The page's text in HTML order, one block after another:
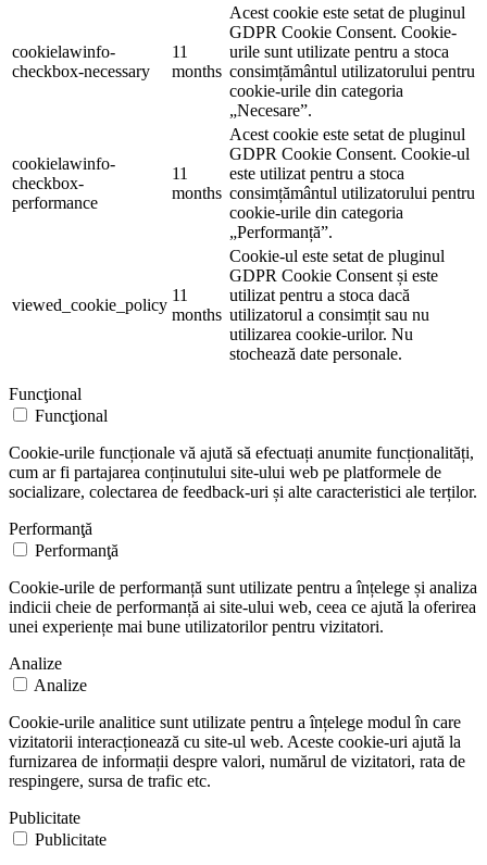
cookielawinfo-
checkbox-necessary
11
months
Acest cookie este setat de pluginul
GDPR Cookie Consent. Cookie-
urile sunt utilizate pentru a stoca
consimțământul utilizatorului pentru
cookie-urile din categoria
„Necesare”.
cookielawinfo-
checkbox-
performance
11
months
Acest cookie este setat de pluginul
GDPR Cookie Consent. Cookie-ul
este utilizat pentru a stoca
consimțământul utilizatorului pentru
cookie-urile din categoria
„Performanță”.
viewed_cookie_policy
11
months
Cookie-ul este setat de pluginul
GDPR Cookie Consent și este
utilizat pentru a stoca dacă
utilizatorul a consimțit sau nu
utilizarea cookie-urilor. Nu
stochează date personale.
Funcţional
Funcţional
Cookie-urile funcționale vă ajută să efectuați anumite funcționalități,
cum ar fi partajarea conținutului site-ului web pe platformele de
socializare, colectarea de feedback-uri și alte caracteristici ale terților.
Performanţă
Performanţă
Cookie-urile de performanță sunt utilizate pentru a înțelege și analiza
indicii cheie de performanță ai site-ului web, ceea ce ajută la oferirea
unei experiențe mai bune utilizatorilor pentru vizitatori.
Analize
Analize
Cookie-urile analitice sunt utilizate pentru a înțelege modul în care
vizitatorii interacționează cu site-ul web. Aceste cookie-uri ajută la
furnizarea de informații despre valori, numărul de vizitatori, rata de
respingere, sursa de trafic etc.
Publicitate
Publicitate